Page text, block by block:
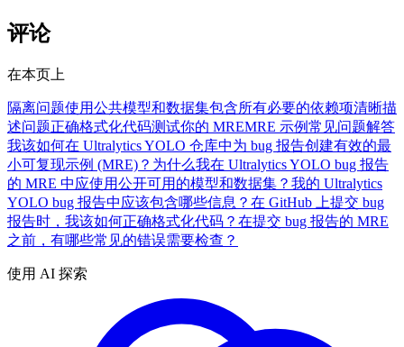
评论
在本页上
隔离问题使用公共模型和数据集包含所有必要的依赖项清晰描
述问题正确格式化代码测试你的 MREMRE 示例常见问题解答
我该如何在 Ultralytics YOLO 仓库中为 bug 报告创建有效的最
小可复现示例 (MRE)？ 为什么我在 Ultralytics YOLO bug 报告
的 MRE 中应使用公开可用的模型和数据集？ 我的 Ultralytics
YOLO bug 报告中应该包含哪些信息？ 在 GitHub 上提交 bug
报告时，我该如何正确格式化代码？ 在提交 bug 报告的 MRE
之前，有哪些常见的错误需要检查？
使用 AI 探索